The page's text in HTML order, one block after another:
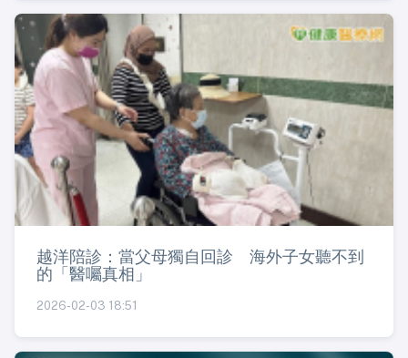
越洋陪診：當父母獨自回診 海外子女聽不到
的「醫囑真相」
2026-02-03 18:51